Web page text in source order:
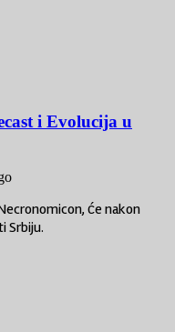
i Evolucija u
će nakon
Srbiju.